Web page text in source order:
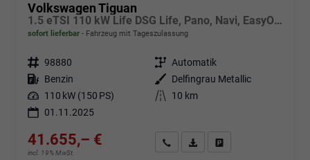
Volkswagen Tiguan
1.5 eTSI 110 kW Life DSG Life, Pano, Navi, EasyOpen, LED-Plus, 5 J.-Garantie
sofort lieferbar Fahrzeug mit Tageszulassung
Fahrzeugnr. 98880 Getriebe Automatik
Kraftstoff Benzin Außenfarbe
Delfingrau Metallic
Leistung 110 kW (150 PS) Kilometerstand
10 km
01.11.2025
41.655,– €
incl. 19% MwSt.
Angebot anfordern
Fahrzeugexpose (PDF)